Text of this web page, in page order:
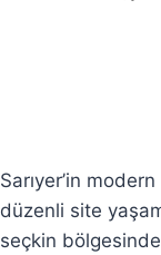
Sarıyer’in
düzenli site
seçkin